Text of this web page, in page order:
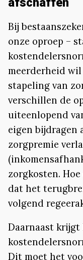
Bij
onze oproep –
meerderheid wil
stapeling van
verschillen de
uiteenlopend
eigen bijdragen
zorgpremie
zorgkosten.
dat het
volgend
Daarnaast krijgt
Dit moet het